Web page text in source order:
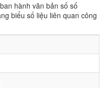
hành văn bản số số
biểu số liệu liên quan công